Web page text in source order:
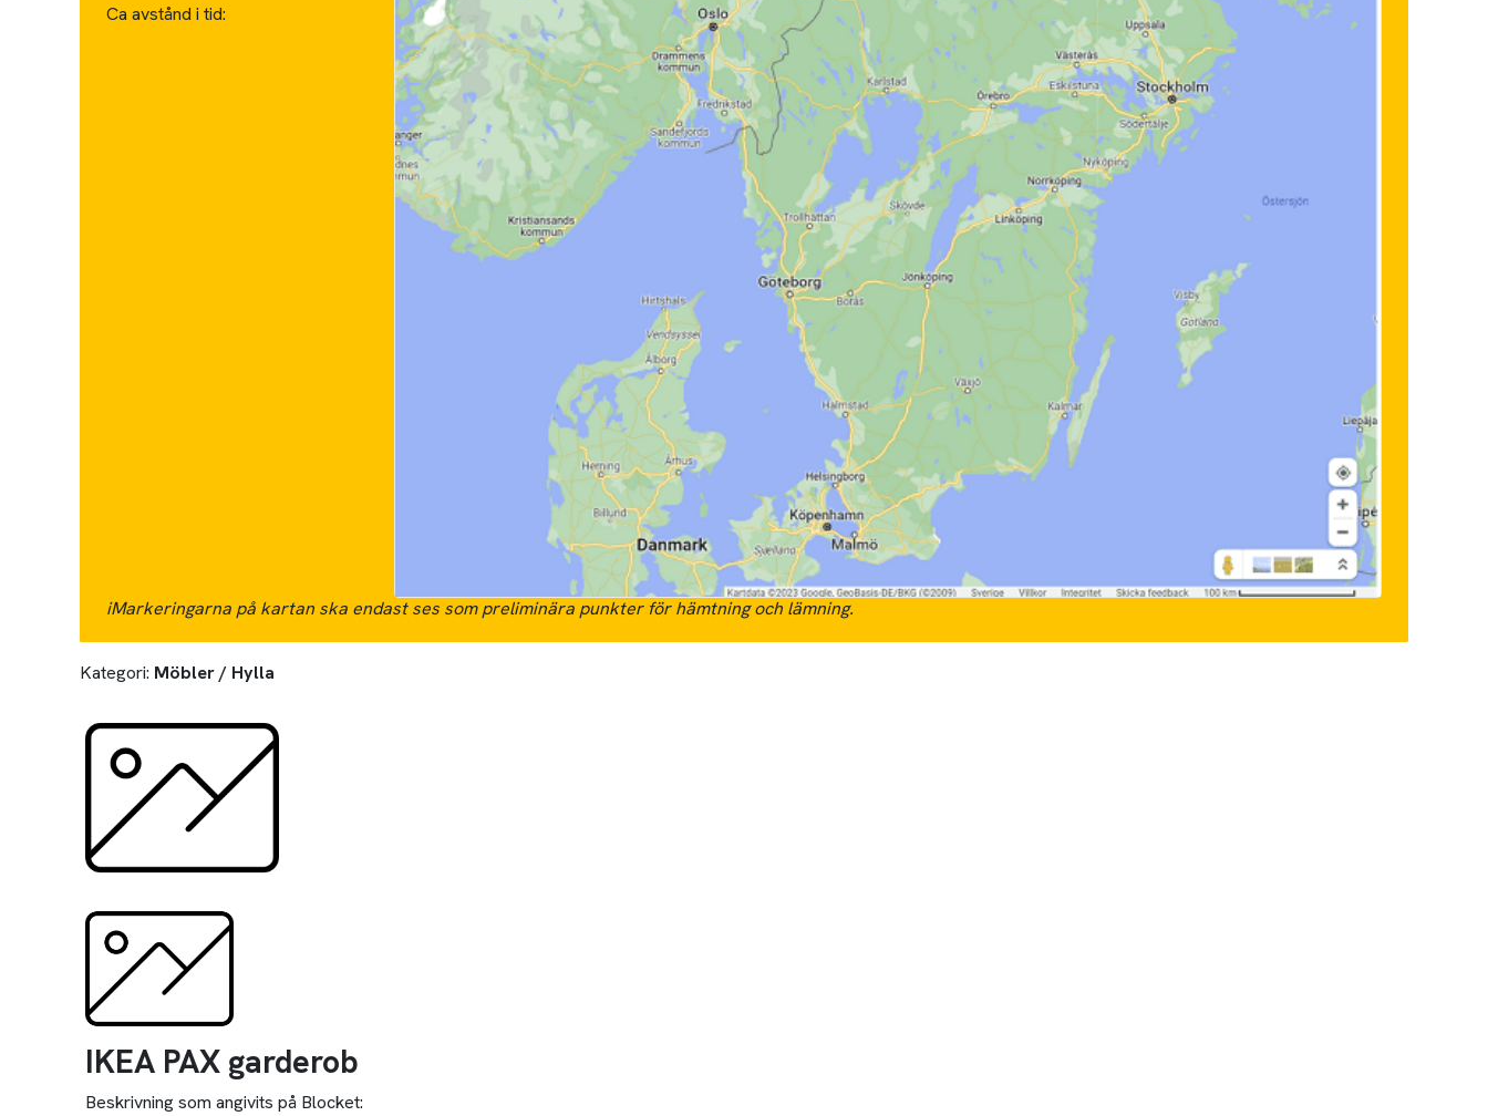
Ca avstånd i tid:
iMarkeringarna på kartan ska endast ses som preliminära punkter för hämtning och lämning.
Kategori: Möbler / Hylla
IKEA PAX garderob
Beskrivning som angivits på Blocket: